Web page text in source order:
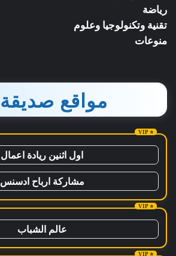
رياضة
تقنية وتكنولوجيا وعلوم
منوعات
مواقع صديقة
اول اثنين ريادة اعمال
مشاركة ارباح ادسنس
عالم الشباب